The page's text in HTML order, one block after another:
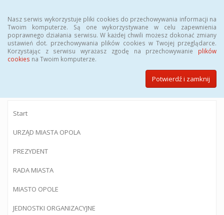
Nasz serwis wykorzystuje pliki cookies do przechowywania informacji na
Twoim komputerze. Są one wykorzystywane w celu zapewnienia
poprawnego działania serwisu. W każdej chwili możesz dokonać zmiany
ustawień dot. przechowywania plików cookies w Twojej przeglądarce.
Korzystając z serwisu wyrażasz zgodę na przechowywanie plików
cookies na Twoim komputerze.
Potwierdź i zamknij
BIULETYN INFORMACJI PUBLICZNEJ
Urzędu Miasta Opola
Start
URZĄD MIASTA OPOLA
PREZYDENT
RADA MIASTA
MIASTO OPOLE
JEDNOSTKI ORGANIZACYJNE